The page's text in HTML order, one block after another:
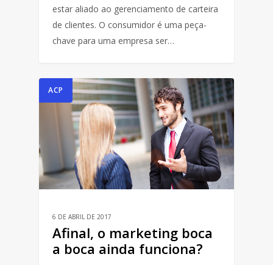
estar aliado ao gerenciamento de carteira
de clientes. O consumidor é uma peça-
chave para uma empresa ser…
ACP
6 DE ABRIL DE 2017
Afinal, o marketing boca
a boca ainda funciona?